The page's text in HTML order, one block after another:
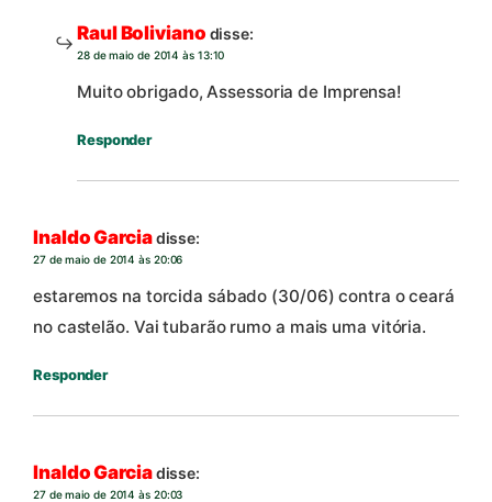
Raul Boliviano disse:
28 de maio de 2014 às 13:10
Muito obrigado, Assessoria de Imprensa!
Responder
Inaldo Garciadisse:
27 de maio de 2014 às 20:06
estaremos na torcida sábado (30/06) contra o ceará
no castelão. Vai tubarão rumo a mais uma vitória.
Responder
Inaldo Garciadisse:
27 de maio de 2014 às 20:03